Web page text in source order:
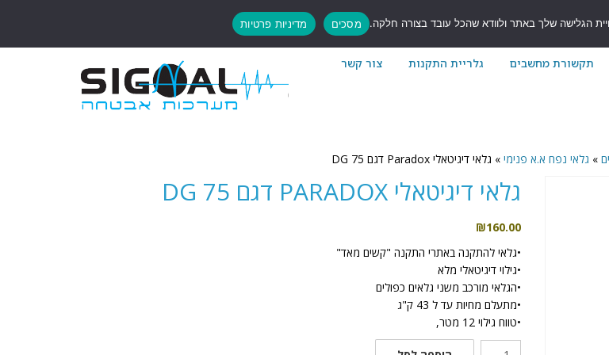
תקשורת מחשבים גלריית התקנות צור קשר
» גלאי נפח א.א פנימי » גלאי דיגיטאלי Paradox דגם 75 DG
גלאי דיגיטאלי PARADOX דגם 75 DG
₪160.00
•גלאי להתקנה באתרי התקנה "קשים מאד"
•גילוי דיגיטאלי מלא
•הגלאי מורכב משני גלאים כפולים
•מתעלם מחיות עד ל 43 ק"ג
•טווח גילוי 12 מטר,
מסכים מדיניות פרטיות